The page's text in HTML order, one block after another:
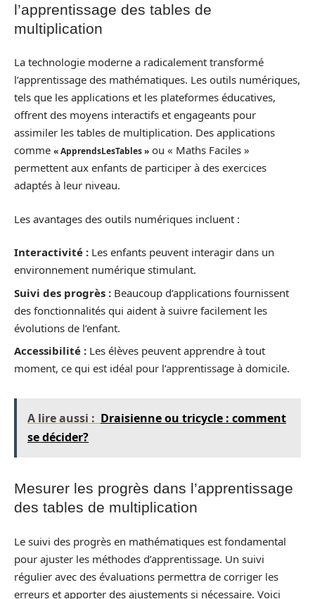
l’apprentissage des tables de
multiplication
La technologie moderne a radicalement transformé
l’apprentissage des mathématiques. Les outils numériques,
tels que les applications et les plateformes éducatives,
offrent des moyens interactifs et engageants pour
assimiler les tables de multiplication. Des applications
comme « ApprendsLesTables » ou « Maths Faciles »
permettent aux enfants de participer à des exercices
adaptés à leur niveau.
Les avantages des outils numériques incluent :
Interactivité : Les enfants peuvent interagir dans un
environnement numérique stimulant.
Suivi des progrès : Beaucoup d’applications fournissent
des fonctionnalités qui aident à suivre facilement les
évolutions de l’enfant.
Accessibilité : Les élèves peuvent apprendre à tout
moment, ce qui est idéal pour l’apprentissage à domicile.
A lire aussi : Draisienne ou tricycle : comment
se décider?
Mesurer les progrès dans l’apprentissage
des tables de multiplication
Le suivi des progrès en mathématiques est fondamental
pour ajuster les méthodes d’apprentissage. Un suivi
régulier avec des évaluations permettra de corriger les
erreurs et apporter des ajustements si nécessaire. Voici